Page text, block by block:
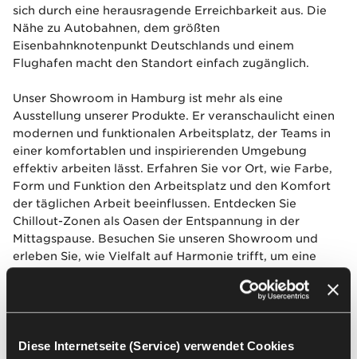
Diese Internetseite (Service) verwendet Cookies
sich durch eine herausragende Erreichbarkeit aus. Die
Nähe zu Autobahnen, dem größten
Eisenbahnknotenpunkt Deutschlands und einem
Flughafen macht den Standort einfach zugänglich.
Unser Showroom in Hamburg ist mehr als eine
Ausstellung unserer Produkte. Er veranschaulicht einen
modernen und funktionalen Arbeitsplatz, der Teams in
einer komfortablen und inspirierenden Umgebung
effektiv arbeiten lässt. Erfahren Sie vor Ort, wie Farbe,
Form und Funktion den Arbeitsplatz und den Komfort
der täglichen Arbeit beeinflussen. Entdecken Sie
Chillout-Zonen als Oasen der Entspannung in der
Mittagspause. Besuchen Sie unseren Showroom und
erleben Sie, wie Vielfalt auf Harmonie trifft, um eine
Präsentation moderner Bürolösungen zu schaffen.